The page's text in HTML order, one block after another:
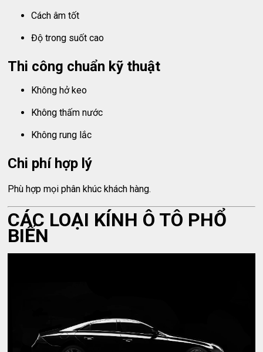
Cách âm tốt
Độ trong suốt cao
Thi công chuẩn kỹ thuật
Không hở keo
Không thấm nước
Không rung lắc
Chi phí hợp lý
Phù hợp mọi phân khúc khách hàng.
CÁC LOẠI KÍNH Ô TÔ PHỔ
BIẾN